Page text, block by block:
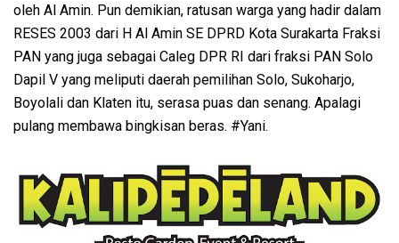
oleh Al Amin. Pun demikian, ratusan warga yang hadir dalam
RESES 2003 dari H Al Amin SE DPRD Kota Surakarta Fraksi
PAN yang juga sebagai Caleg DPR RI dari fraksi PAN Solo
Dapil V yang meliputi daerah pemilihan Solo, Sukoharjo,
Boyolali dan Klaten itu, serasa puas dan senang. Apalagi
pulang membawa bingkisan beras. #Yani.